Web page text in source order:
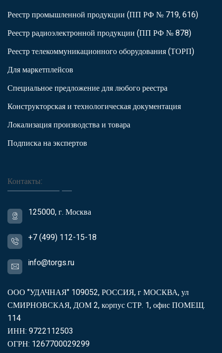
Реестр промышленной продукции (ПП РФ № 719, 616)
Реестр радиоэлектронной продукции (ПП РФ № 878)
Реестр телекоммуникационного оборудования (ТОРП)
Для маркетплейсов
Специальное предложение для любого реестра
Конструкторская и технологическая документация
Локализация производства и товара
Подписка на экспертов
Контакты:
125000, г. Москва
+7 (499) 112-15-18
info@torgs.ru
ООО "УДАЧНАЯ" 109052, РОССИЯ, г МОСКВА, ул
СМИРНОВСКАЯ, ДОМ 2, корпус СТР. 1, офис ПОМЕЩ.
114
ИНН: 9722112503
ОГРН: 1267700029299